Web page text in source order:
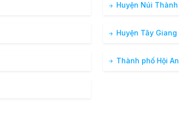
Huyện Núi Thành
Huyện Tây Giang
Thành phố Hội An